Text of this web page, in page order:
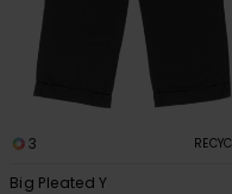
3
Big Pleated Y